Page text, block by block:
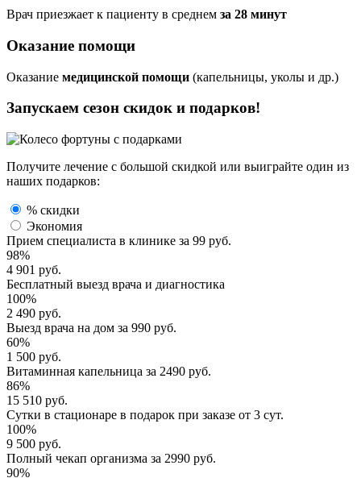
Врач приезжает к пациенту в среднем за 28 минут
Оказание помощи
Оказание медицинской помощи (капельницы, уколы и др.)
Запускаем сезон скидок и подарков!
Получите лечение с большой скидкой или выиграйте один из
наших подарков:
% скидки
Экономия
Прием специалиста в клинике за 99 руб.
98%
4 901 руб.
Бесплатный выезд врача и диагностика
100%
2 490 руб.
Выезд врача на дом за 990 руб.
60%
1 500 руб.
Витаминная капельница за 2490 руб.
86%
15 510 руб.
Сутки в стационаре в подарок при заказе от 3 сут.
100%
9 500 руб.
Полный чекап организма за 2990 руб.
90%